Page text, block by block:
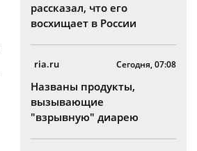
рассказал, что его
восхищает в России
ria.ru Сегодня, 07:08
Названы продукты,
вызывающие
"взрывную" диарею